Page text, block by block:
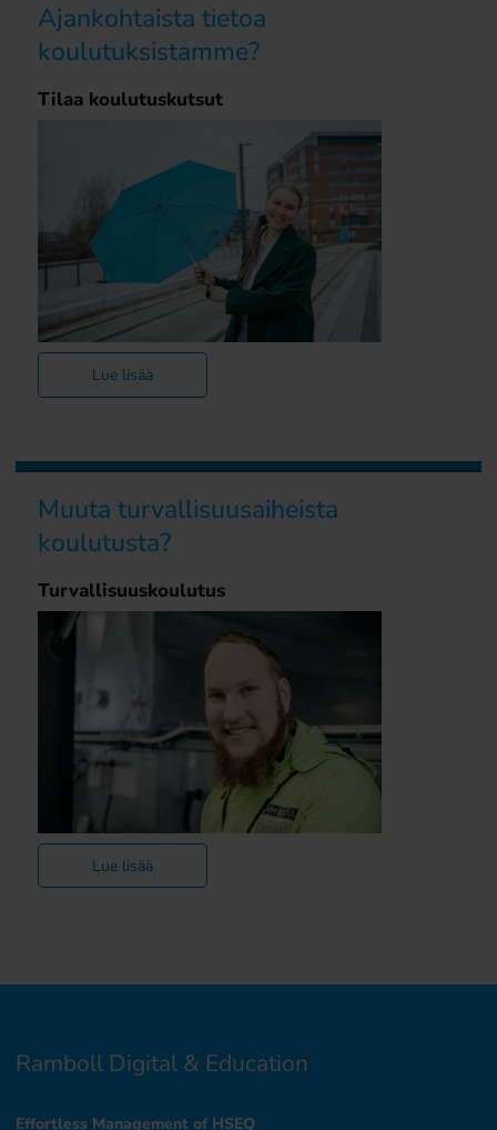
Ajankohtaista tietoa
koulutuksistamme?
Tilaa koulutuskutsut
Lue lisää
Muuta turvallisuusaiheista
koulutusta?
Turvallisuuskoulutus
Lue lisää
Ramboll Digital & Education
Effortless Management of HSEQ